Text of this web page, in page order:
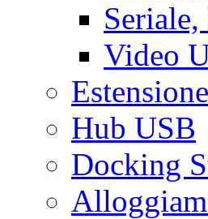
Video
Hub USB
Docking